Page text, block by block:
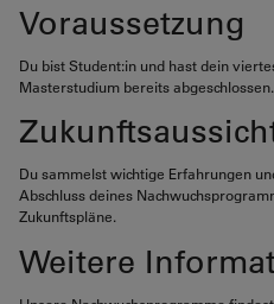
Voraussetzung
Du bist Student:in und hast dein
Masterstudium bereits abgeschlossen.
Du sammelst wichtige Erfahrungen
Abschluss deines
Zukunftspläne.
Weitere